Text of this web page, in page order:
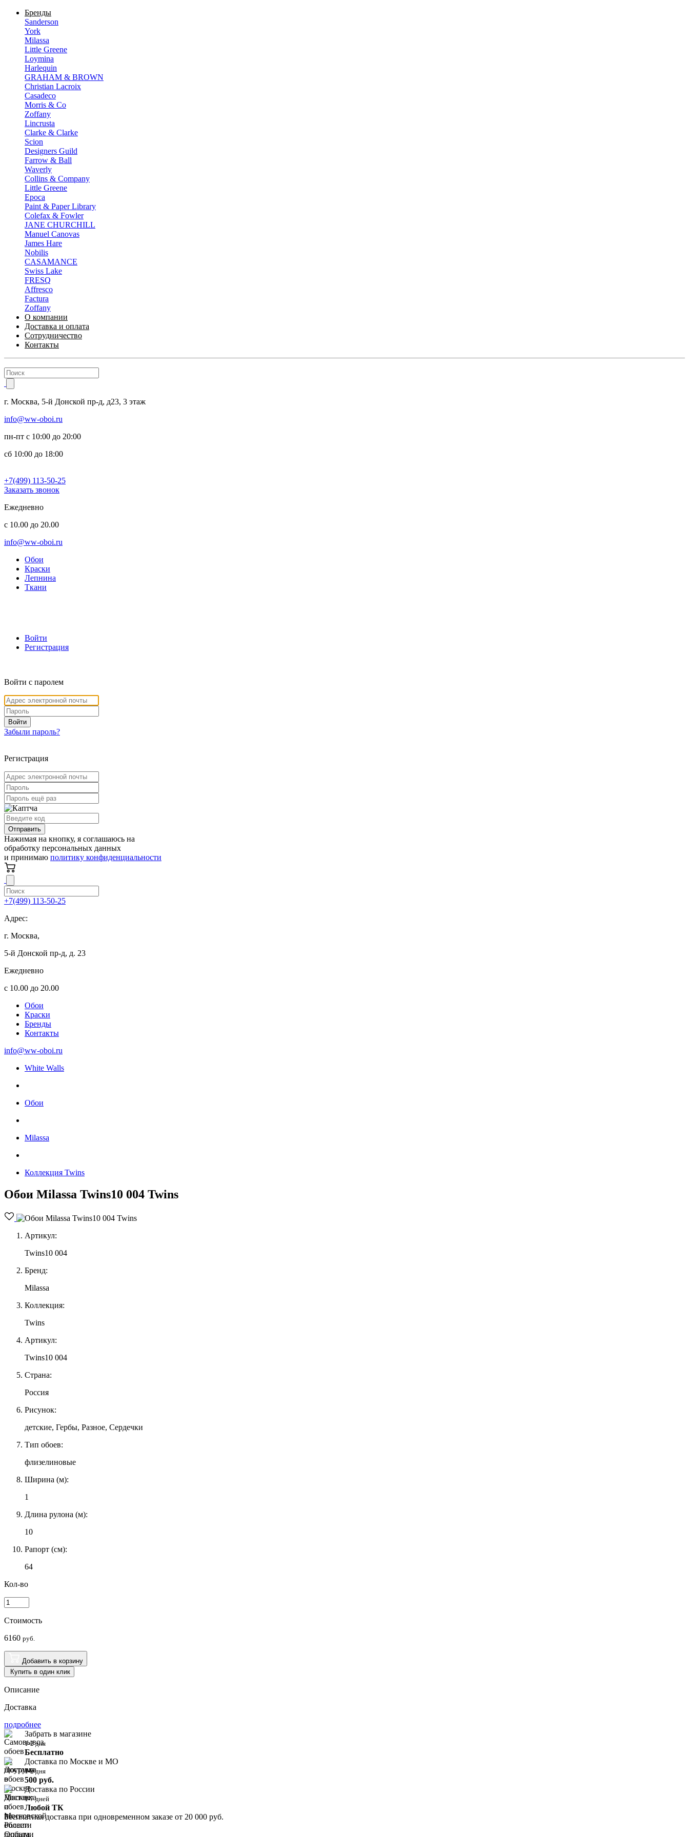
Бренды
Sanderson
York
Milassa
Little Greene
Loymina
Harlequin
GRAHAM & BROWN
Christian Lacroix
Casadeco
Morris & Co
Zoffany
Lincrusta
Clarke & Clarke
Scion
Designers Guild
Farrow & Ball
Waverly
Collins & Company
Little Greene
Epoca
Paint & Paper Library
Colefax & Fowler
JANE CHURCHILL
Manuel Canovas
James Hare
Nobilis
CASAMANCE
Swiss Lake
FRESQ
Affresco
Factura
Zoffany
О компании
Доставка и оплата
Сотрудничество
Контакты
г. Москва, 5-й Донской пр-д, д23, 3 этаж
info@ww-oboi.ru
пн-пт с 10:00 до 20:00
сб 10:00 до 18:00
+7(499) 113-50-25
Заказать звонок
Ежедневно
с 10.00 до 20.00
info@ww-oboi.ru
Обои
Краски
Лепнина
Ткани
Войти
Регистрация
Войти с паролем
Войти
Забыли пароль?
Регистрация
Отправить
Нажимая на кнопку, я соглашаюсь на
обработку персональных данных
и принимаю политику конфиденциальности
+7(499) 113-50-25
Адрес:
г. Москва,
5-й Донской пр-д, д. 23
Ежедневно
с 10.00 до 20.00
Обои
Краски
Бренды
Контакты
info@ww-oboi.ru
White Walls
Обои
Milassa
Коллекция Twins
Обои Milassa Twins10 004 Twins
Артикул:
Twins10 004
Бренд:
Milassa
Коллекция:
Twins
Артикул:
Twins10 004
Страна:
Россия
Рисунок:
детские, Гербы, Разное, Сердечки
Тип обоев:
флизелиновые
Ширина (м):
1
Длина рулона (м):
10
Рапорт (см):
64
Кол-во
Стоимость
6160 руб.
Добавить в корзину
Купить в один клик
Описание
Доставка
подробнее
Забрать в магазине
1-2 дня
Бесплатно
Доставка по Москве и МО
1-2 дня
500 руб.
Доставка по России
1-7 дней
Любой ТК
Бесплатная доставка при одновременном заказе от 20 000 руб.
Оплата